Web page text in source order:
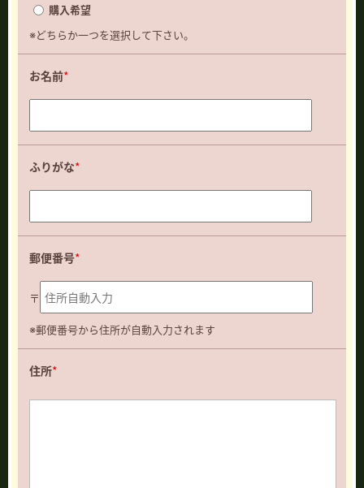
購入希望
※どちらか一つを選択して下さい。
お名前*
ふりがな*
郵便番号*
〒
※郵便番号から住所が自動入力されます
住所*